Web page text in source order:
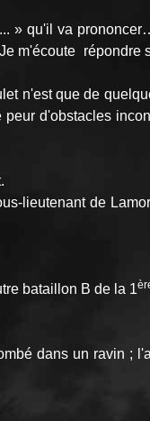
» qu'il va
m'écoute
n'est que de
d'obstacles
lieutenant de
bataillon B de la 1
dans un ravin ;